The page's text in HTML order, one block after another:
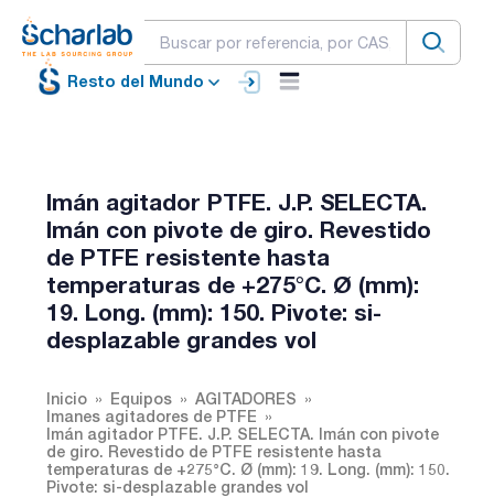
Resto del Mundo
Imán agitador PTFE. J.P. SELECTA.
Imán con pivote de giro. Revestido
de PTFE resistente hasta
temperaturas de +275°C. Ø (mm):
19. Long. (mm): 150. Pivote: si-
desplazable grandes vol
Inicio Equipos
AGITADORES
Imanes agitadores de PTFE
Imán agitador PTFE. J.P. SELECTA. Imán con pivote
de giro. Revestido de PTFE resistente hasta
temperaturas de +275°C. Ø (mm): 19. Long. (mm): 150.
Pivote: si-desplazable grandes vol